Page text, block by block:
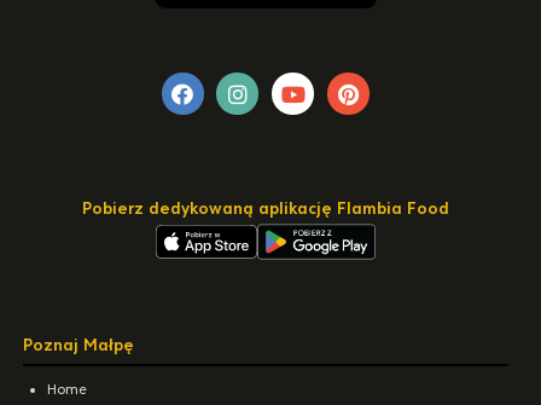
Pobierz dedykowaną aplikację Flambia Food
Poznaj Małpę
Home